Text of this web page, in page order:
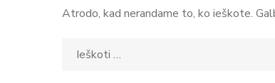
Atrodo, kad nerandame to, ko ieškote.